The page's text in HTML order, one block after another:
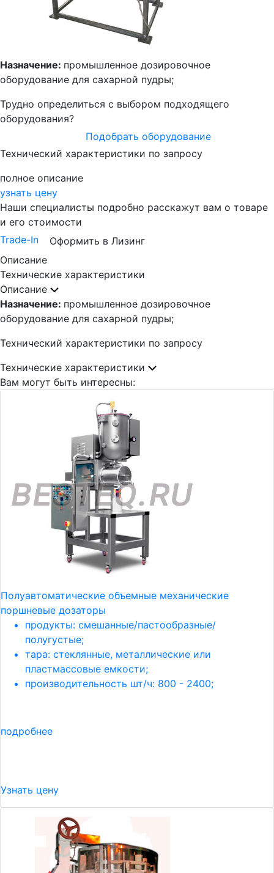
Назначение: промышленное дозировочное
оборудование для сахарной пудры;
Трудно определиться с выбором подходящего
оборудования?
Подобрать оборудование
Технический характеристики по запросу
полное описание
узнать цену
Наши специалисты подробно расскажут вам о товаре
и его стоимости
Trade-In
Оформить в Лизинг
Описание
Технические характеристики
Описание
Назначение: промышленное дозировочное
оборудование для сахарной пудры;
Технический характеристики по запросу
Технические характеристики
Вам могут быть интересны:
Полуавтоматические объемные механические
поршневые дозаторы
продукты: смешанные/пастообразные/
полугустые;
тара: стеклянные, металлические или
пластмассовые емкости;
производительность шт/ч: 800 - 2400;
подробнее
Узнать цену